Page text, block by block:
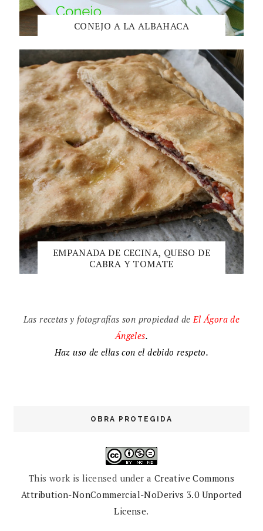
CONEJO A LA ALBAHACA
EMPANADA DE CECINA, QUESO DE
CABRA Y TOMATE
Las recetas y fotografías son propiedad deElÁgora de
Ángeles.
Haz uso de ellas con el debido respeto.
OBRA PROTEGIDA
This work is licensed under a Creative Commons
Attribution-NonCommercial-NoDerivs 3.0 Unported
License.